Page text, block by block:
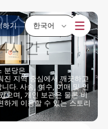
하기 한국어
스분당점
즈
분당은
진 지역 중심에서 깨끗하고
다. 사송, 여수, 이매 및 인
으며, 개인 보관은 물론 비
하게 이용할 수 있는 스토리